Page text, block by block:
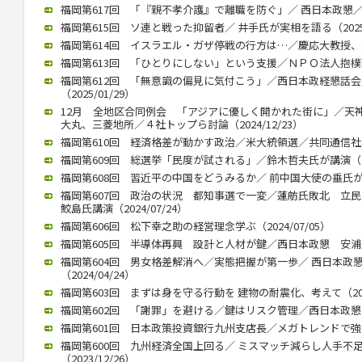
福岡第617回 「『親不孝介護』で離職を防ぐ」／ 西日本政懇
福岡第615回 ソ連と戦った抑留者／ 井手氏が実相を語る（
福岡第614回 イスラエル・ガザ停戦の行方は…／慶応大教授
福岡第613回 「ひとりにしない」という支援／ＮＰＯ法人抱
福岡第612回 「無意識の偏見に気付こう」／西日本政経懇話
（2025/01/29）
12月 全地区合同例会 「アジアに優しく開かれた街に」／天
大丸、三菱地所／４社トップら討論（2024/12/23）
福岡第610回 経済格差が動かす政治／米大統領選／共同通信
福岡第609回 総選挙「民度が試される」／鈴木哲夫氏が講演
福岡第608回 習近平の中国をどうみるか／ 前中国大使の垂氏
福岡第607回 政治の状況 都知事選で一変／蓮舫氏敗北 立
鮫島氏講演（2024/07/24）
福岡第606回 松下幸之助の経営理念学ぶ（2024/07/05）
福岡第605回 半導体再興 設計と人材が鍵／西日本政懇 安浦
福岡第604回 男女格差解消へ／実態把握が第一歩／ 西日本政
（2024/04/24）
福岡第603回 まずは身を守る行動を 建物の耐震化、考えて（
福岡第602回 「謝罪」を避ける／鍵はリスク管理／西日本政
福岡第601回 日本政策投資銀行九州支店長／メガトレンドで
福岡第600回 九州経済全国上回る／ ミスマッチ減らし人手不
（2023/12/26）